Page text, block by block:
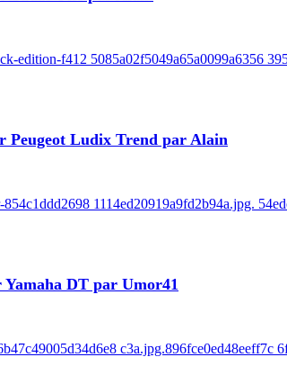
edition-f412 5085a02f5049a65a0099a6356
Peugeot Ludix Trend par Alain
1114ed20919a9fd2b94a.jpg.
DT par Umor41